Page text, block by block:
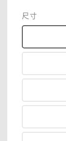
尺寸